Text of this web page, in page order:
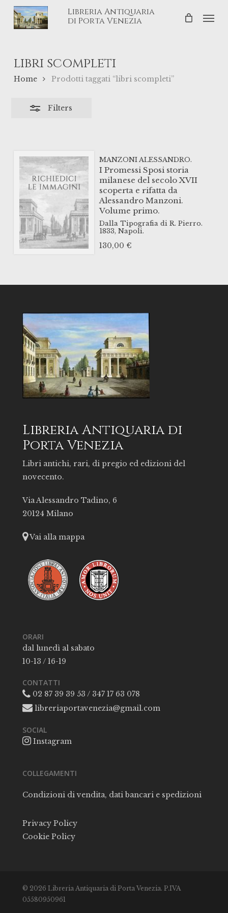
Skip
Libreria Antiquaria
di Porta Venezia
libri scompleti
Home Prodotti taggati “libri scompleti”
Filters
MANZONI ALESSANDRO.
I Promessi Sposi storia
milanese del secolo XVII
scoperta e rifatta da
Alessandro Manzoni.
Volume primo.
Dalla Tipografia di R. Pierro.
1833, Napoli.
130,00 €
Close
Libreria Antiquaria di
Porta Venezia
Libri antichi, rari, di pregio ed edizioni del
novecento.
Via Alessandro Tadino, 6
20124 Milano
Vai alla mappa
ORARI
dal lunedì al sabato
10-13 / 16-19
CONTATTI
02 87 39 39 53 / 347 17 63 078
libreriaportavenezia@gmail.com
SOCIAL
Instagram
COLLEGAMENTI
Condizioni di vendita, dati bancari e spedizioni
Privacy Policy
Cookie Policy
© 2026 Libreria Antiquaria di Porta Venezia. P.IVA
05580950961